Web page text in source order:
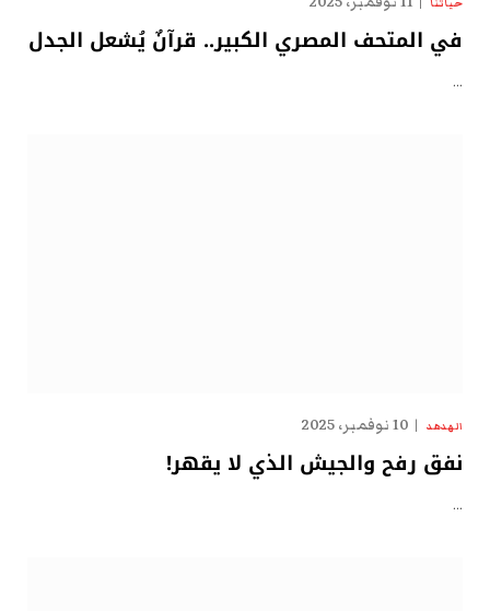
حياتنا
في المتحف المصري الكبير.. قرآنٌ يُشعل الجدل
…
الهدهد 10 نوفمبر، 2025
نفق رفح والجيش الذي لا يقهر!
…